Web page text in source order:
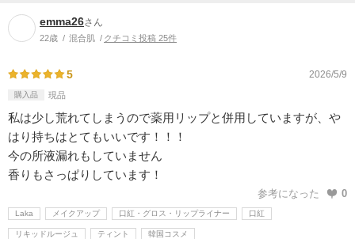
emma26さん
22歳 混合肌 クチコミ投稿 25件
5 2026/5/9
購入品 現品
私は少し荒れてしまうので薬用リップと併用していますが、や
はり持ちはとてもいいです！！！
今の所液漏れもしていません
香りもさっぱりしています！
参考になった 0
Laka メイクアップ 口紅・グロス・リップライナー 口紅
リキッドルージュ ティント 韓国コスメ